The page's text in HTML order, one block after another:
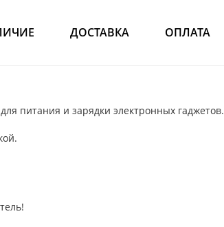
ДОСТАВКА ОПЛАТА
питания и зарядки электронных гаджетов.